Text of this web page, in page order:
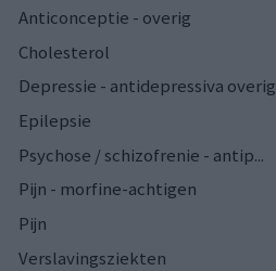
Anticonceptie - overig
Cholesterol
Depressie - antidepressiva overig
Epilepsie
Psychose / schizofrenie - antip...
Pijn - morfine-achtigen
Pijn
Verslavingsziekten